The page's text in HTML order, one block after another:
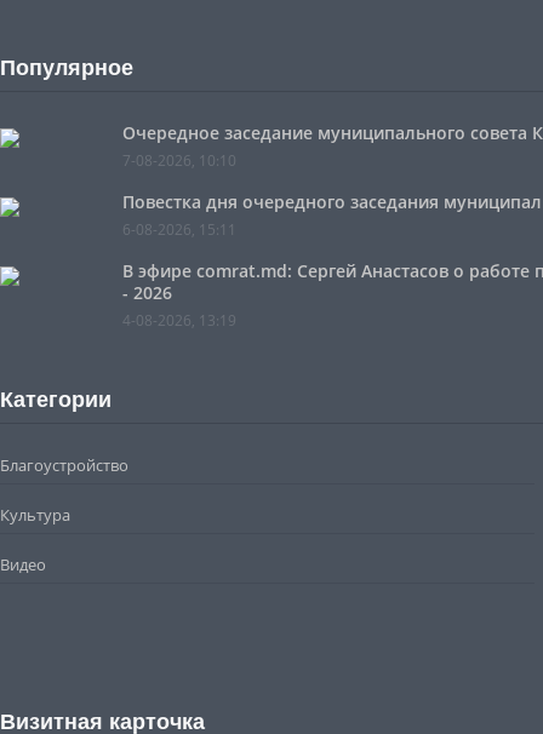
Популярное
Очередное заседание муниципального совета
7-08-2026, 10:10
Повестка дня очередного заседания
6-08-2026, 15:11
В эфире comrat.md: Сергей Анастасов о
- 2026
4-08-2026, 13:19
Категории
Благоустройство
Культура
Видео
Визитная карточка